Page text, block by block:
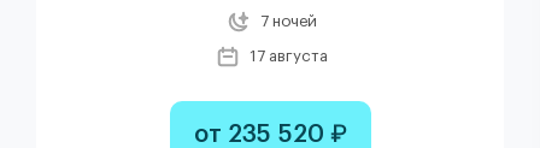
7 ночей
17 августа
от 235 520 ₽